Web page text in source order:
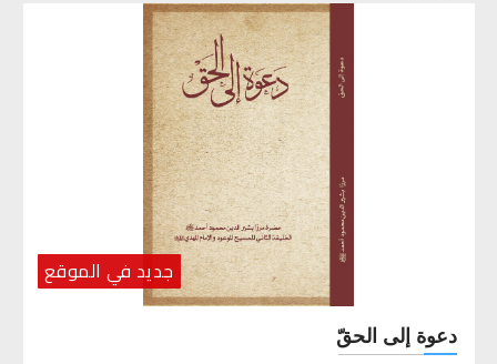
جديد في الموقع
دعوة إلى الحقّ